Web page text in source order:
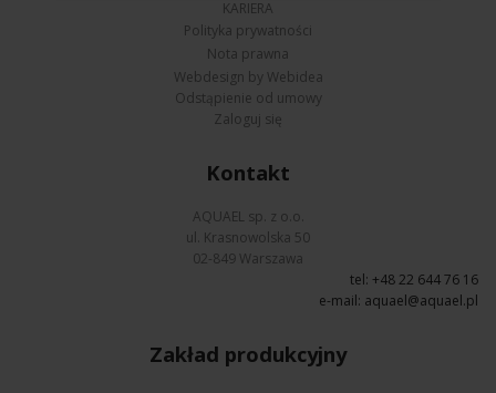
KARIERA
Polityka prywatności
Nota prawna
Webdesign by Webidea
Odstąpienie od umowy
Zaloguj się
Kontakt
AQUAEL sp. z o.o.
ul. Krasnowolska 50
02-849 Warszawa
tel: +48 22 644 76 16
e-mail: aquael@aquael.pl
Zakład produkcyjny